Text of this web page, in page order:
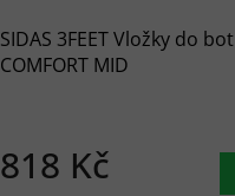
SIDAS 3FEET Vložky do bot
COMFORT MID
818 Kč